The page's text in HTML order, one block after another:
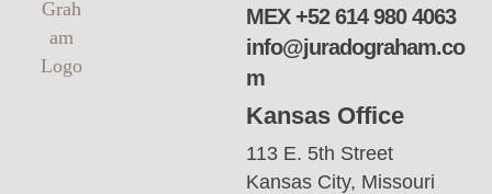
MEX+52 614 980 4063
info@juradograham.co
m
Kansas Office
113 E. 5th Street
Kansas City, Missouri